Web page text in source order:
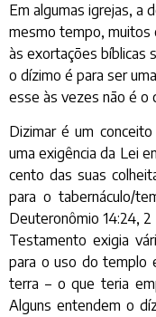
Em algumas igrejas, a
mesmo tempo, muitos
às exortações bíblicas
o dízimo é para ser
esse às vezes não é o
Dizimar é um
uma exigência da Lei
cento das suas
para o tabernáculo/
Deuteronômio 14:24, 2
Testamento exigia
para o uso do templo
terra – o que teria
Alguns entendem o